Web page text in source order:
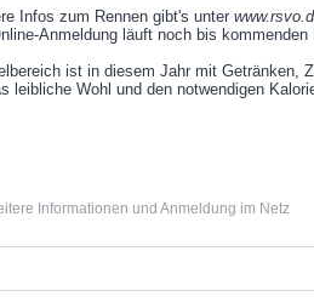
Infos zum Rennen gibt's unter
Anmeldung läuft noch bis
ist in diesem Jahr mit Getränken,
leibliche Wohl und den notwendigen
Informationen und Anmeldung im Netz